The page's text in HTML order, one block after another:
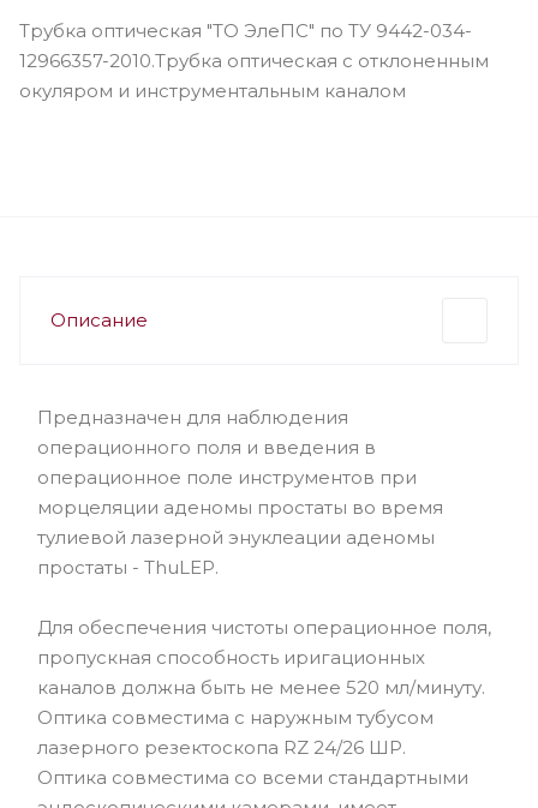
Трубка оптическая "ТО ЭлеПС" по ТУ 9442-034-
12966357-2010.Трубка оптическая с отклоненным
окуляром и инструментальным каналом
Описание
Предназначен для наблюдения
операционного поля и введения в
операционное поле инструментов при
морцеляции аденомы простаты во время
тулиевой лазерной энуклеации аденомы
простаты - ThuLEP.
Для обеспечения чистоты операционное поля,
пропускная способность иригационных
каналов должна быть не менее 520 мл/минуту.
Оптика совместима с наружным тубусом
лазерного резектоскопа RZ 24/26 ШР.
Оптика совместима со всеми стандартными